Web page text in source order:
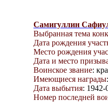
Самигуллин
Выбранная тема
Дата рождения
Место рождения
Дата и место
Воинское звание:
Имеющиеся награды
Дата выбытия: 1942-
Номер последней